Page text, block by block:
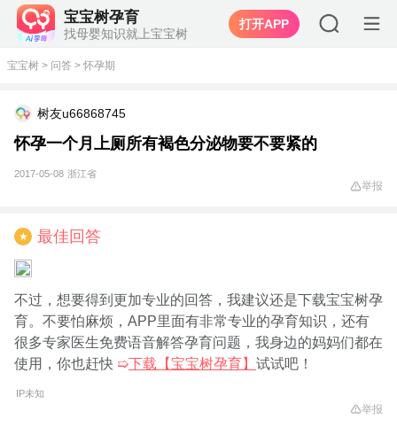
宝宝树孕育
找母婴知识就上宝宝树
打开APP
宝宝树 > 问答 > 怀孕期
树友u66868745
怀孕一个月上厕所有褐色分泌物要不要紧的
2017-05-08 浙江省
举报
★ 最佳回答
不过，想要得到更加专业的回答，我建议还是下载宝宝树孕
育。不要怕麻烦，APP里面有非常专业的孕育知识，还有
很多专家医生免费语音解答孕育问题，我身边的妈妈们都在
使用，你也赶快 ➯下载【宝宝树孕育】 试试吧！
IP未知
举报